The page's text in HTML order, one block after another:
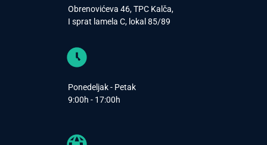
Obrenovićeva 46, TPC Kalča,
I sprat lamela C, lokal 85/89
Ponedeljak - Petak
9:00h - 17:00h